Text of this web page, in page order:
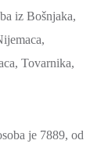
iz Bošnjaka,
Tovarnika,
je 7889, od